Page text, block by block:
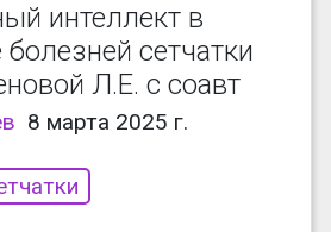
интеллект в
болезней сетчатки
Л.Е. с соавт
8 марта 2025 г.